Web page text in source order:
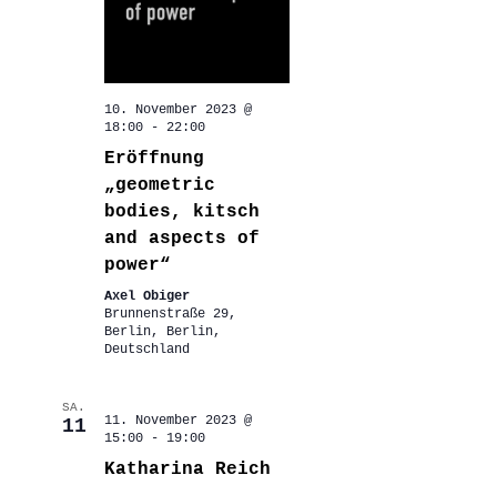
10. November 2023 @
18:00- 22:00
Eröffnung
„geometric
bodies, kitsch
and aspects of
power“
Axel Obiger
Brunnenstraße 29,
Berlin, Berlin,
Deutschland
SA.
11
11. November 2023 @
15:00- 19:00
Katharina Reich